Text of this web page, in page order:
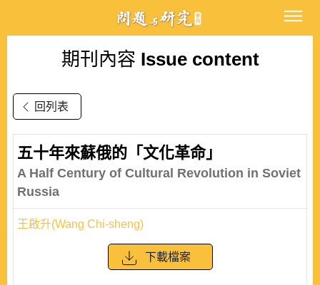
期刊內容 Issue content
回列表
五十年來蘇俄的「文化革命」
A Half Century of Cultural Revolution in Soviet
Russia
王啟升(Wang Chi-sheng)
下載檔案